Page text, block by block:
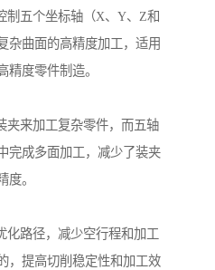
五个坐标轴（X、Y、Z和
杂曲面的高精度加工，适用
精度零件制造。
来加工复杂零件，而五轴
完成多面加工，减少了装夹
度。
路径，减少空行程和加工
，提高切削稳定性和加工效